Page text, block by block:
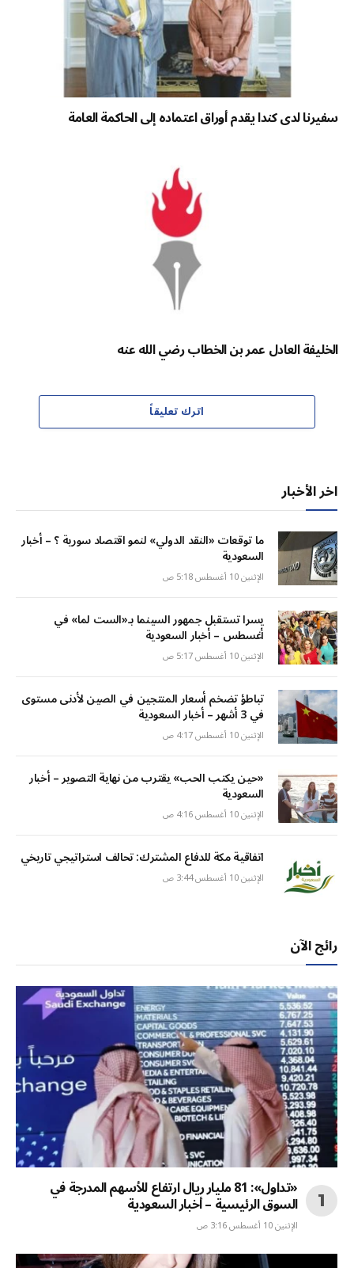
سفيرنا لدى كندا يقدم أوراق اعتماده إلى الحاكمة العامة
الخليفة العادل عمر بن الخطاب رضي الله عنه
اترك تعليقاً
اخر الأخبار
ما توقعات «النقد الدولي» لنمو اقتصاد سورية ؟ – أخبار
السعودية
الإثنين 10 أغسطس 5:18 ص
يسرا تستقبل جمهور السينما بـ«الست لما» في
أغسطس – أخبار السعودية
الإثنين 10 أغسطس 5:17 ص
تباطؤ تضخم أسعار المنتجين في الصين لأدنى مستوى
في 3 أشهر – أخبار السعودية
الإثنين 10 أغسطس 4:17 ص
«حين يكتب الحب» يقترب من نهاية التصوير – أخبار
السعودية
الإثنين 10 أغسطس 4:16 ص
اتفاقية مكة للدفاع المشترك: تحالف استراتيجي تاريخي
الإثنين 10 أغسطس 3:44 ص
رائج الآن
«تداول»: 81 مليار ريال ارتفاع للأسهم المدرجة في
السوق الرئيسية – أخبار السعودية
الإثنين 10 أغسطس 3:16 ص